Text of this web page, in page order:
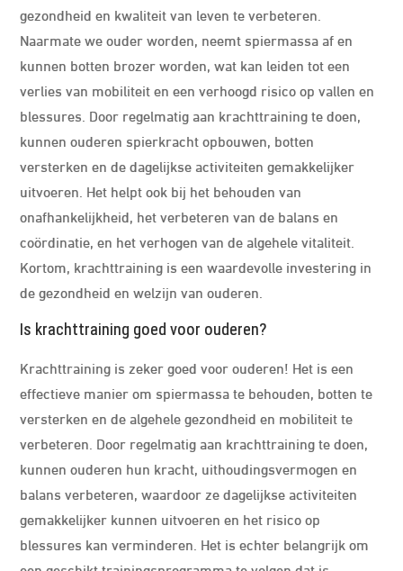
gezondheid en kwaliteit van leven te verbeteren.
Naarmate we ouder worden, neemt spiermassa af en
kunnen botten brozer worden, wat kan leiden tot een
verlies van mobiliteit en een verhoogd risico op vallen en
blessures. Door regelmatig aan krachttraining te doen,
kunnen ouderen spierkracht opbouwen, botten
versterken en de dagelijkse activiteiten gemakkelijker
uitvoeren. Het helpt ook bij het behouden van
onafhankelijkheid, het verbeteren van de balans en
coördinatie, en het verhogen van de algehele vitaliteit.
Kortom, krachttraining is een waardevolle investering in
de gezondheid en welzijn van ouderen.
Is krachttraining goed voor ouderen?
Krachttraining is zeker goed voor ouderen! Het is een
effectieve manier om spiermassa te behouden, botten te
versterken en de algehele gezondheid en mobiliteit te
verbeteren. Door regelmatig aan krachttraining te doen,
kunnen ouderen hun kracht, uithoudingsvermogen en
balans verbeteren, waardoor ze dagelijkse activiteiten
gemakkelijker kunnen uitvoeren en het risico op
blessures kan verminderen. Het is echter belangrijk om